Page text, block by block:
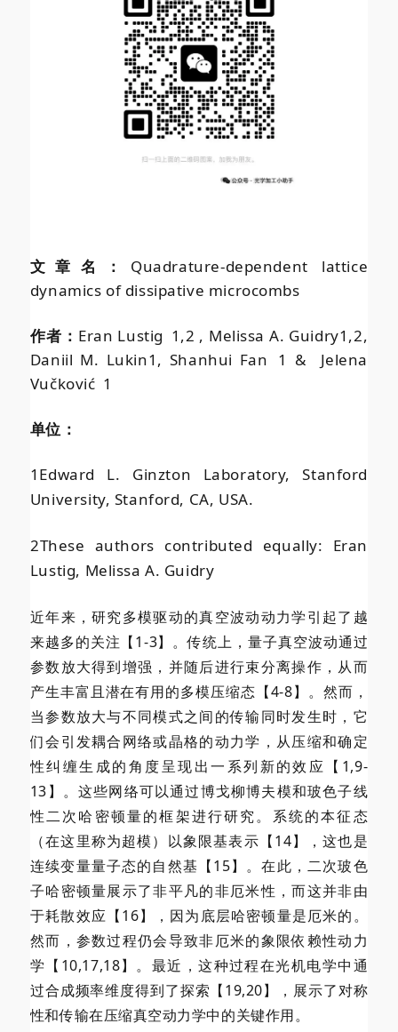
文章名： Quadrature-dependent lattice
dynamics of dissipative microcombs
作者： Eran Lustig 1,2 , Melissa A. Guidry1,2,
Daniil M. Lukin1 , Shanhui Fan 1 & Jelena
Vučković 1
单位：
1Edward L. Ginzton Laboratory, Stanford
University, Stanford, CA, USA.
2These authors contributed equally: Eran
Lustig, Melissa A. Guidry
近年来，研究多模驱动的真空波动动力学引起了越
来越多的关注【1-3】。传统上，量子真空波动通过
参数放大得到增强，并随后进行束分离操作，从而
产生丰富且潜在有用的多模压缩态【4-8】。然而，
当参数放大与不同模式之间的传输同时发生时，它
们会引发耦合网络或晶格的动力学，从压缩和确定
性纠缠生成的角度呈现出一系列新的效应【1,9-
13】。这些网络可以通过博戈柳博夫模和玻色子线
性二次哈密顿量的框架进行研究。系统的本征态
（在这里称为超模）以象限基表示【14】，这也是
连续变量量子态的自然基【15】。在此，二次玻色
子哈密顿量展示了非平凡的非厄米性，而这并非由
于耗散效应【16】，因为底层哈密顿量是厄米的。
然而，参数过程仍会导致非厄米的象限依赖性动力
学【10,17,18】。最近，这种过程在光机电学中通
过合成频率维度得到了探索【19,20】，展示了对称
性和传输在压缩真空动力学中的关键作用。